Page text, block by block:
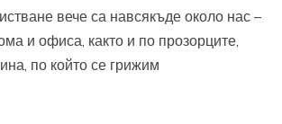
вече са навсякъде около нас –
и офиса, както и по прозорците,
по който се грижим